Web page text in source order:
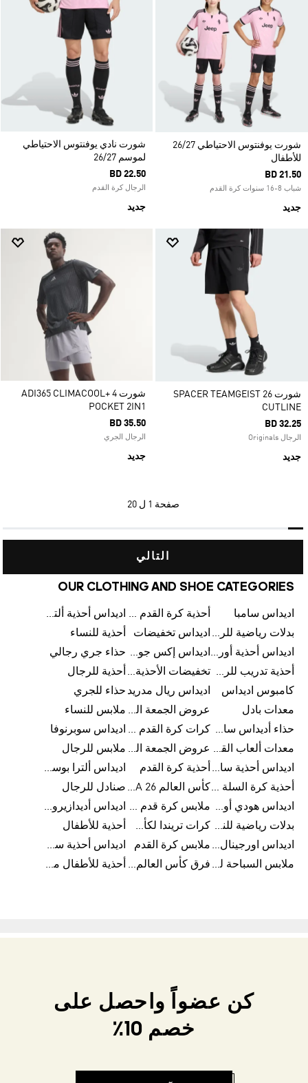
شورت يوفنتوس الاحتياطي 26/27
للأطفال
BD 21.50
شباب 8-16 سنوات كرة القدم
جديد
شورت نادي يوفنتوس الاحتياطي
لموسم 26/27
BD 22.50
الرجال كرة القدم
جديد
شورت SPACER TEAMGEIST 26
CUTLINE
BD 32.25
الرجال Originals
جديد
شورت ADI365 CLIMACOOL+ 4
POCKET 2IN1
BD 35.50
الرجال الجري
جديد
صفحة 1 ل 20
التالي
OUR CLOTHING AND SHOE CATEGORIES
اديداس سامبا أحذية كرة القدم للرجال
اديداس أحذية ألترا بوست للرجال
بدلات رياضية للرجال اديداس تخفيضات
أحذية للنساء
اديداس أحذية أورجينالز
اديداس إكس جود بيلينغهام حذاء جري رجالي
أحذية تدريب للرجال
تخفيضات الأحذية للرجال أحذية للرجال
كامبوس اديداس
اديداس ريال مدريد حذاء للجري
معدات بادل
عروض الجمعة البيضاء للرجال ملابس للنساء
حذاء أديداس سامبا للأطفال
كرات كرة القدم للرجال اديداس سوبرنوفا
معدات ألعاب القوى
عروض الجمعة البيضاء للسيدات ملابس للرجال
اديداس أحذية سامبا للنساء أحذية كرة القدم
اديداس ألترا بوست
أحذية كرة السلة للرجال
كأس العالم FIFA 26™ صنادل للرجال
اديداس هودي أورجينال للنساء
ملابس كرة قدم للاطفال
اديداس أديدازيرو معدات الجري
بدلات رياضية للنساء
كرات تريندا لكأس العالم FIFA 26™
أحذية للأطفال
اديداس اورجينال ملابس ملابس كرة القدم
اديداس أحذية سوبرنوفا للرجال
ملابس السباحة للرجال
فرق كأس العالم FIFA 26™ أحذية للأطفال من 8 إلى 16 سنة
كن عضواً واحصل على
خصم 10٪